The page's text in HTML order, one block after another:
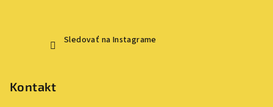
Sledovať na Instagrame
Kontakt